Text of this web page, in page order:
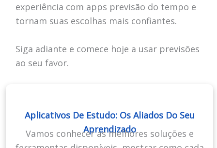
experiência com apps previsão do tempo e
tornam suas escolhas mais confiantes.
Siga adiante e comece hoje a usar previsões
ao seu favor.
Aplicativos De Estudo: Os Aliados Do Seu
Aprendizado
Vamos conhecer as melhores soluções e